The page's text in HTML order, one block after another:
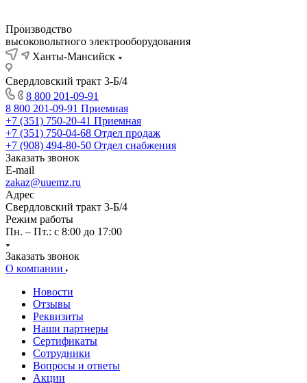
Производство
высоковольтного электрооборудования
Ханты-Мансийск
Свердловский тракт 3-Б/4
8 800 201-09-91
8 800 201-09-91 Приемная
+7 (351) 750-20-41 Приемная
+7 (351) 750-04-68 Отдел продаж
+7 (908) 494-80-50 Отдел снабжения
Заказать звонок
E-mail
zakaz@uuemz.ru
Адрес
Свердловский тракт 3-Б/4
Режим работы
Пн. – Пт.: с 8:00 до 17:00
Заказать звонок
О компании
Новости
Отзывы
Реквизиты
Наши партнеры
Сертификаты
Сотрудники
Вопросы и ответы
Акции